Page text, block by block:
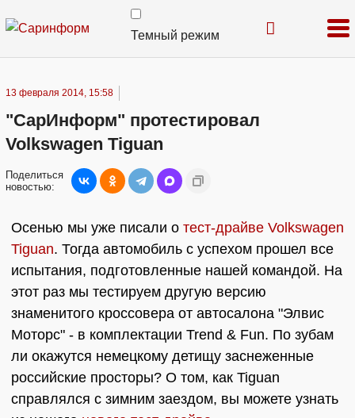
Темный режим
13 февраля 2014, 15:58
"СарИнформ" протестировал
Volkswagen Tiguan
Поделиться
новостью:
Осенью мы уже писали о тест-драйве Volkswagen
Tiguan. Тогда автомобиль с успехом прошел все
испытания, подготовленные нашей командой. На
этот раз мы тестируем другую версию
знаменитого кроссовера от автосалона "Элвис
Моторс" - в комплектации Trend & Fun. По зубам
ли окажутся немецкому детищу заснеженные
российские просторы? О том, как Tiguan
справлялся с зимним заездом, вы можете узнать